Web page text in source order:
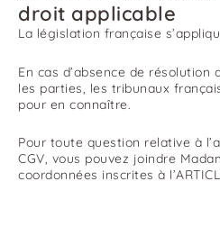
droit applicable
La législation française
En cas d’absence de résolution
les parties, les tribunaux
pour en connaître.
Pour toute question relative à
CGV, vous pouvez joindre
coordonnées inscrites à